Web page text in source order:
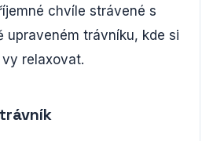
chvíle strávené s
upraveném trávníku, kde si
relaxovat.